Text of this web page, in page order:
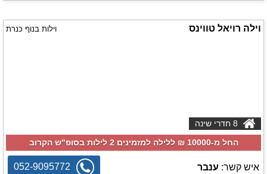
וילה רויאל טווינס וילות בנוף כנרת
החל מ-‏10000 ₪ ללילה למזמינים 2 לילות בסופ"ש הקרוב
איש קשר: ענבר 052-9095772